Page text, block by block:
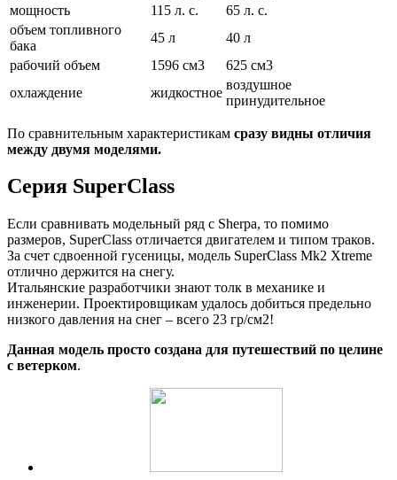
мощность
115 л. с.
65 л. с.
объем топливного
бака
45 л
40 л
рабочий объем
1596 см3
625 см3
охлаждение
жидкостное
воздушное
принудительное
По сравнительным характеристикам сразу видны отличия
между двумя моделями.
Серия SuperClass
Если сравнивать модельный ряд с Sherpa, то помимо
размеров, SuperClass отличается двигателем и типом траков.
За счет сдвоенной гусеницы, модель SuperClass Mk2 Xtreme
отлично держится на снегу.
Итальянские разработчики знают толк в механике и
инженерии. Проектировщикам удалось добиться предельно
низкого давления на снег – всего 23 гр/см2!
Данная модель просто создана для путешествий по целине
с ветерком.